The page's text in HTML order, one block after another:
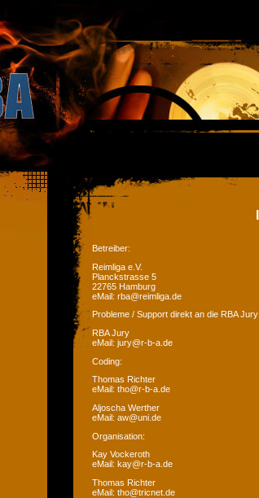
Betreiber:
Reimliga e.V.
Planckstrasse 5
22765 Hamburg
eMail: rba@reimliga.de
Probleme / Support direkt an die RBA Jury:
RBA Jury
eMail: jury@r-b-a.de
Coding:
Thomas Richter
eMail: tho@r-b-a.de
Aljoscha Werther
eMail: aw@uni.de
Organisation:
Kay Vockeroth
eMail: kay@r-b-a.de
Thomas Richter
eMail: tho@tricnet.de